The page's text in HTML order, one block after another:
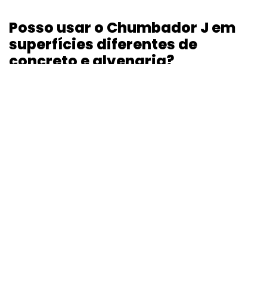
Posso usar o Chumbador J em
superfícies diferentes de
concreto e alvenaria?